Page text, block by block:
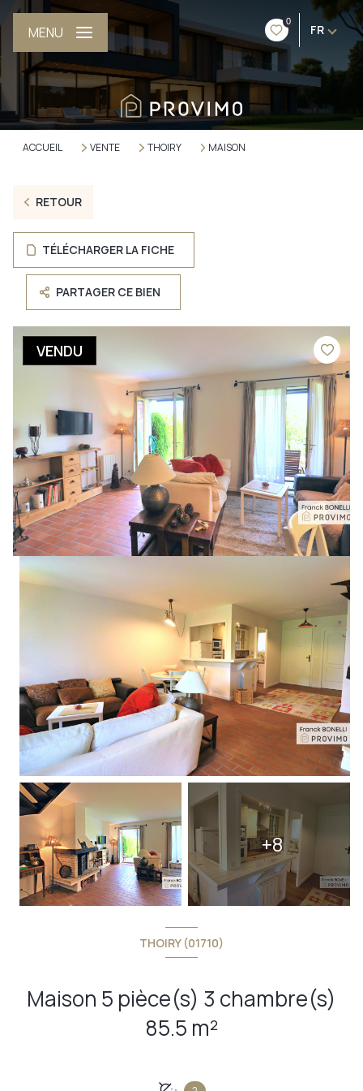
0
FR
MENU
ACCUEIL VENTE THOIRY MAISON
RETOUR
TÉLÉCHARGER LA FICHE
PARTAGER CE BIEN
VENDU
+8
THOIRY (01710)
Maison 5 pièce(s) 3 chambre(s)
85.5 m²